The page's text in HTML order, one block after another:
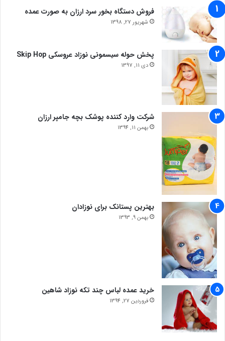
فروش دستگاه بخور سرد ارزان به صورت عمده
شهریور 27, 1398
پخش حوله سیسمونی نوزاد عروسکی Skip Hop
دی 11, 1397
شرکت وارد کننده پوشک بچه جامپر ارزان
بهمن 11, 1394
بهترین پستانک برای نوزادان
بهمن 9, 1393
خرید عمده لباس چند تکه نوزاد شاهین
فروردین 27, 1394